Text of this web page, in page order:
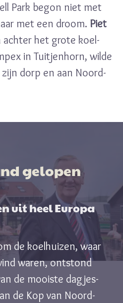
Park begon niet met
met een droom. Piet
achter het grote koel-
in Tuitjenhorn, wilde
dorp en aan Noord-
gelopen
uit heel Europa
de koelhuizen, waar
waren, ontstond
de mooiste dagjes-
de Kop van Noord-